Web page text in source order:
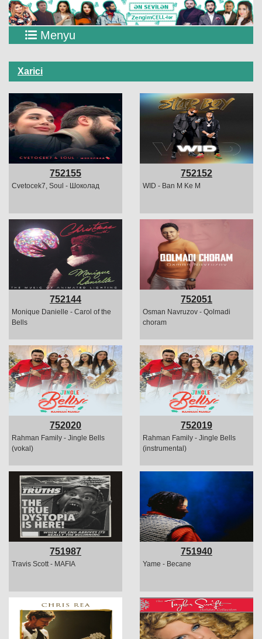
Menyu
Xarici
752155
Cvetocek7, Soul - Шоколад
752152
WID - Ban M Ke M
752144
Monique Danielle - Carol of the
Bells
752051
Osman Navruzov - Qolmadi
choram
752020
Rahman Family - Jingle Bells
(vokal)
752019
Rahman Family - Jingle Bells
(instrumental)
751987
Travis Scott - MAFIA
751940
Yame - Becane